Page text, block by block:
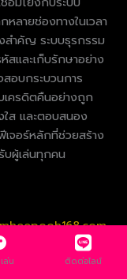
หลายช่องทางในเวลา
สำคัญ ระบบธุรกรรม
สและเก็บรักษาอย่าง
สอบกระบวนการ
เครดิตคืนอย่างถูก
ใส และตอบสนอง
เจอร์หลักที่ช่วยสร้าง
บผู้เล่นทุกคน
mheepooh168.com
ล่น ติดต่อไลน์